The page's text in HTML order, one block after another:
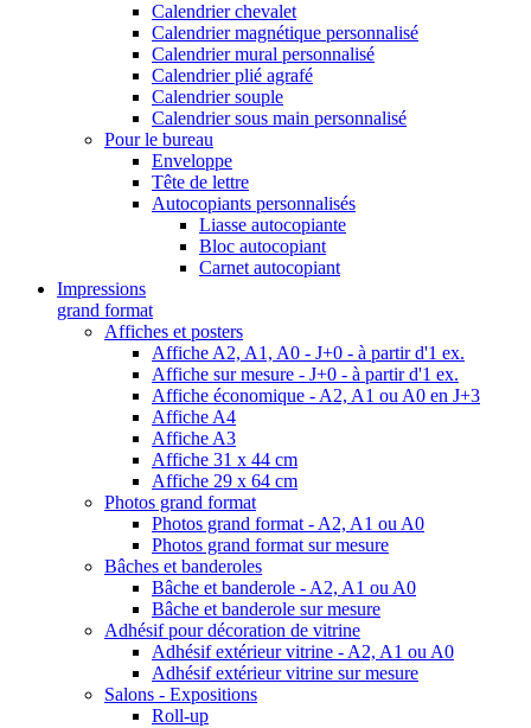
Calendrier chevalet
Calendrier magnétique personnalisé
Calendrier mural personnalisé
Calendrier plié agrafé
Calendrier souple
Calendrier sous main personnalisé
Pour le bureau
Enveloppe
Tête de lettre
Autocopiants personnalisés
Liasse autocopiante
Bloc autocopiant
Carnet autocopiant
Impressions
grand format
Affiches et posters
Affiche A2, A1, A0 - J+0 - à partir d'1 ex.
Affiche sur mesure - J+0 - à partir d'1 ex.
Affiche économique - A2, A1 ou A0 en J+3
Affiche A4
Affiche A3
Affiche 31 x 44 cm
Affiche 29 x 64 cm
Photos grand format
Photos grand format - A2, A1 ou A0
Photos grand format sur mesure
Bâches et banderoles
Bâche et banderole - A2, A1 ou A0
Bâche et banderole sur mesure
Adhésif pour décoration de vitrine
Adhésif extérieur vitrine - A2, A1 ou A0
Adhésif extérieur vitrine sur mesure
Salons - Expositions
Roll-up